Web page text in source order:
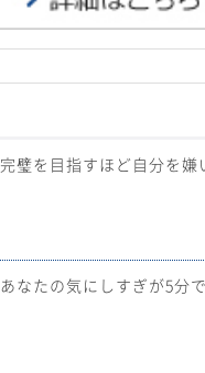
完璧を目指すほど自分を嫌
あなたの気にしすぎが5分